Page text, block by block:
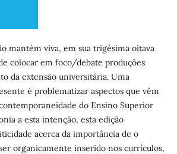
mantém viva, em sua trigésima oitava
colocar em foco/debate produções
da extensão universitária. Uma
é problematizar aspectos que vêm
do Ensino Superior
a esta intenção, esta edição
acerca da importância de o
organicamente inserido nos currículos,